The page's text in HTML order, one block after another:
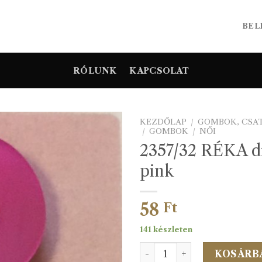
RÓLUNK KAPCSOLAT
KEZDŐLAP / GOMBOK,
/ GOMBOK / NŐI
2357/32 RÉKA
pink
58 Ft
141 készleten
2357/32 RÉKA divatgomb